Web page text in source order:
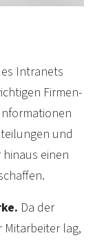
Intranets
Firmen-
und
einen
Da der
Mit­arbeiter lag,